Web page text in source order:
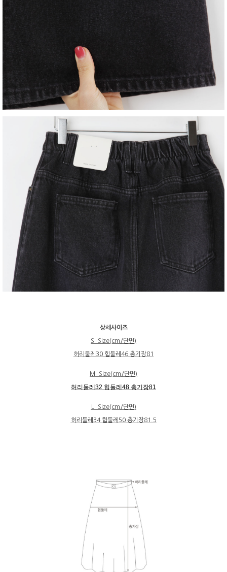
상세사이즈
S_Size(cm/단면)
허리둘레30 힙둘레46 총기장81
M_Size(cm/단면)
허리둘레32 힙둘레48 총기장81
L_Size(cm/단면)
허리둘레34 힙둘레50 총기장81.5